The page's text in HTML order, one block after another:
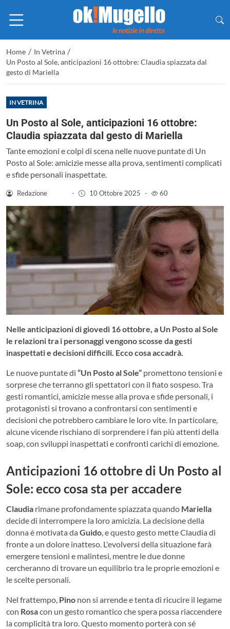
Home / In Vetrina /
Un Posto al Sole, anticipazioni 16 ottobre: Claudia spiazzata dal
gesto di Mariella
IN VETRINA
Un Posto al Sole, anticipazioni 16 ottobre:
Claudia spiazzata dal gesto di Mariella
Tante emozioni e colpi di scena nelle nuove puntate di Un
Posto al Sole: amicizie messe alla prova, sentimenti complicati
e sfide personali inaspettate.
Redazione - 10 Ottobre 2025 - 60
Nelle anticipazioni di giovedì 16 ottobre, a Un Posto al Sole
le relazioni tra i personaggi vengono scosse da gesti
inaspettati e decisioni difficili. Ecco cosa accadrà.
Le nuove puntate di “Un Posto al Sole” promettono tensioni e
sorprese che terranno gli spettatori con il fiato sospeso. Tra
gesti romantici, amicizie messe alla prova e sfide personali, i
protagonisti si trovano a confrontarsi con sentimenti e
decisioni che potrebbero cambiare le loro vite. In particolare,
alcune vicende rischiano di sorprendere i fan più attenti della
soap, con sviluppi inaspettati e confronti carichi di emozione.
Anticipazioni 16 ottobre di Un Posto al
Sole: ​​ecco cosa sta per accadere
Claudia rimane profondamente spiazzata quando Mariella
decide di interrompere la loro amicizia. La decisione della
donna è motivata da Guido , e questo gesto mette Claudia di
fronte a un dolore inatteso. L'evolversi della situazione farà
emergere tensioni e malintesi, mentre le due donne
cercheranno di trovare un equilibrio tra le proprie emozioni e
le scelte personali.
Nel frattempo, Pino non si arrende e tenta di ricucire il legame
con Rosacon un gesto romantico che spera possa riaccendere
la complicità tra loro. Questo momento porterà con sé